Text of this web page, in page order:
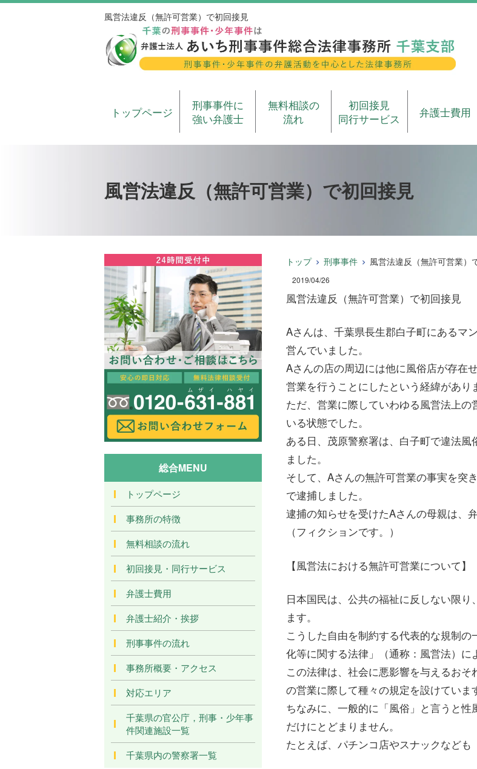
風営法違反（無許可営業）で初回接見
トップページ
刑事事件に
強い弁護士
無料相談の
流れ
初回接見
同行サービス
弁護士費用
風営法違反（無許可営業）で初回接見
トップ 刑事事件 風営法違反（無許可営業）
2019/04/26
風営法違反（無許可営業）で初回接見
Aさんは、千葉県長生郡白子町にあるマ
営んでいました。
Aさんの店の周辺には他に風俗店が存在
営業を行うことにしたという経緯があり
ただ、営業に際していわゆる風営法上
いる状態でした。
ある日、茂原警察署は、白子町で違法
ました。
そして、Aさんの無許可営業の事実を突
で逮捕しました。
逮捕の知らせを受けたAさんの母親は、
（フィクションです。）
【風営法における無許可営業について】
日本国民は、公共の福祉に反しない限
ます。
こうした自由を制約する代表的な規制
化等に関する法律」（通称：風営法）に
この法律は、社会に悪影響を与えるお
の営業に際して種々の規定を設けていま
ちなみに、一般的に「風俗」と言うと
だけにとどまりません。
たとえば、パチンコ店やスナックなども
総合MENU
トップページ
事務所の特徴
無料相談の流れ
初回接見・同行サービス
弁護士費用
弁護士紹介・挨拶
刑事事件の流れ
事務所概要・アクセス
対応エリア
千葉県の官公庁，刑事・少年事
件関連施設一覧
千葉県内の警察署一覧